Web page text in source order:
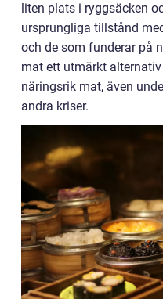
liten plats i ryggsäcken
ursprungliga tillstånd
och de som funderar på
mat ett utmärkt
näringsrik mat, även
andra kriser.